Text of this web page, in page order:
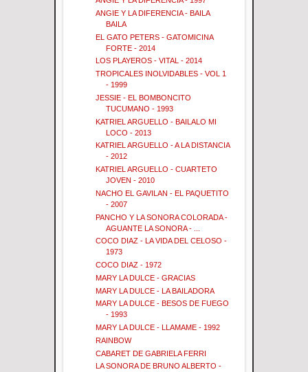
ANGIE Y LA DIFERENCIA - BAILA
BAILA
EL GATO PETERS - GATOMICINA
FORTE - 2014
LOS PLAYEROS - VITAL - 2014
TROPICALES INOLVIDABLES - VOL 1
- 1999
JESSIE - EL BOMBONCITO
TUCUMANO - 1993
KATRIEL ARGUELLO - BAILALO MI
LOCO - 2013
KATRIEL ARGUELLO - A LA DISTANCIA
- 2012
KATRIEL ARGUELLO - CUARTETO
JOVEN - 2010
NACHO EL GAVILAN - EL PAQUETITO
- 2007
PANCHO Y LA SONORA COLORADA -
AGUANTE LA SONORA - ...
COCO DIAZ - LA VIDA DEL CELOSO -
1973
COCO DIAZ - 1972
MARY LA DULCE - GRACIAS
MARY LA DULCE - LA BAILADORA
MARY LA DULCE - BESOS DE FUEGO
- 1993
MARY LA DULCE - LLAMAME - 1992
RAINBOW
CABARET DE GABRIELA FERRI
LA SONORA DE BRUNO ALBERTO -